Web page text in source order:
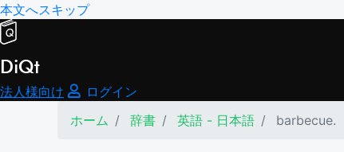
本文へスキップ
DiQt
法人様向け
ログイン
ホーム
辞書 英語 - 日本語 barbecue.